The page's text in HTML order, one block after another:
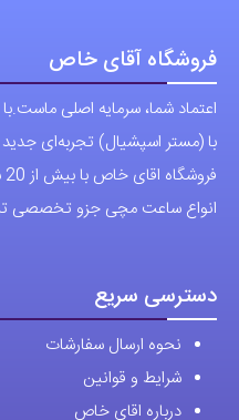
فروشگاه آقای خاص
اعتماد شما، سرمایه اصلی
با (مستر اسپشیال) تجربه‌ای جدید
انواع ساعت مچی جزو تخصصی
دسترسی سریع
نحوه ارسال سفارشات
شرایط و قوانین
درباره اقای خاص